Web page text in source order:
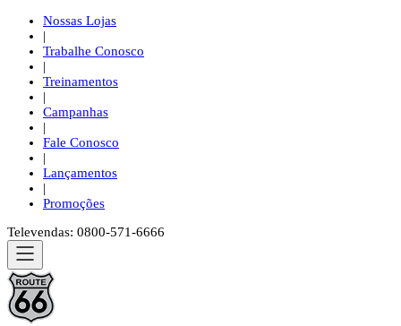
Nossas Lojas
|
Trabalhe Conosco
|
Treinamentos
|
Campanhas
|
Fale Conosco
|
Lançamentos
|
Promoções
Televendas: 0800-571-6666